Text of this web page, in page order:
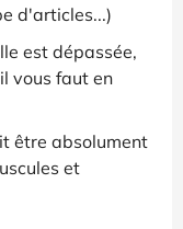
d'articles...)
est dépassée,
vous faut en
être absolument
et